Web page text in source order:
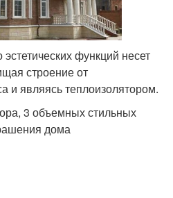
функций несет
строение от
и являясь теплоизолятором.
3 объемных стильных
дома